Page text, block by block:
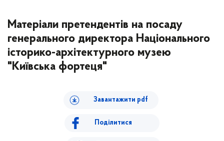
Матеріали претендентів на посаду
генерального директора Національного
історико-архітектурного музею
"Київська фортеця"
Завантажити pdf
Поділитися